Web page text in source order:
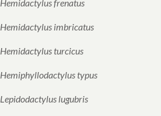
Hemidactylus frenatus
Hemidactylus imbricatus
Hemidactylus turcicus
Hemiphyllodactylus typus
Lepidodactylus lugubris